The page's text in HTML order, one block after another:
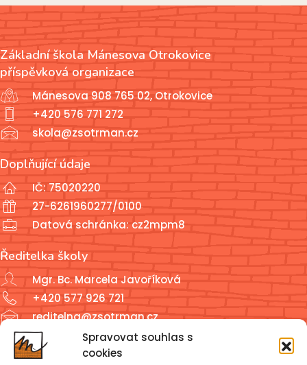
Spravovat souhlas s
cookies
Základní škola Mánesova Otrokovice
příspěvková organizace
Mánesova 908 765 02, Otrokovice
+420 576 771 272
skola@zsotrman.cz
Doplňující údaje
IČ: 75020220
27-6261960277/0100
Datová schránka: cz2mpm8
Ředitelka školy
Mgr. Bc. Marcela Javoříková
+420 577 926 721
reditelna@zsotrman.cz
Školní jídelna a školní družina